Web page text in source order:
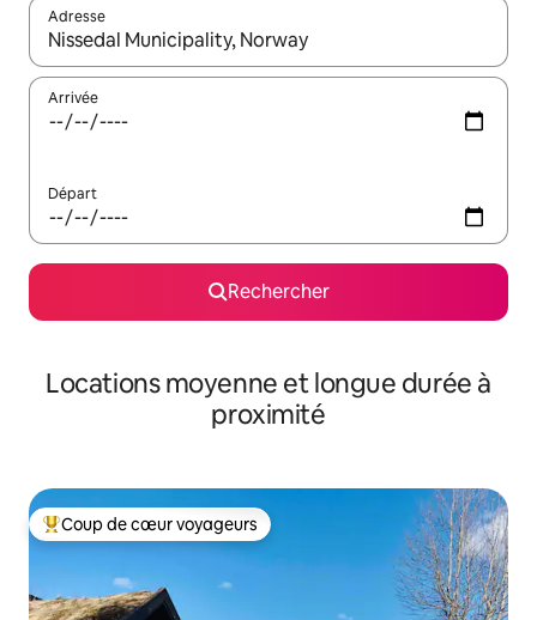
Adresse
Lorsque les résultats s'affichent, utilisez les flèches vers le
Arrivée
Départ
Rechercher
Locations moyenne et longue durée à
proximité
Coups de cœur voyageurs les plus appréciés
Coup de cœur voyageurs